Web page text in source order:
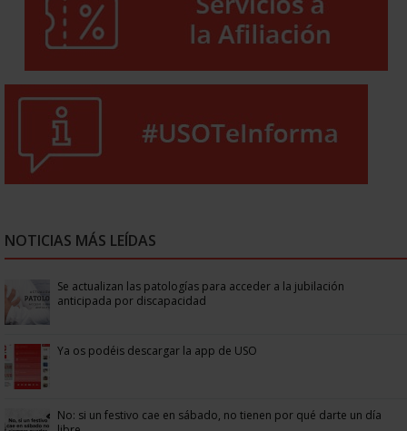
NOTICIAS MÁS LEÍDAS
Se actualizan las patologías para acceder a la jubilación
anticipada por discapacidad
Ya os podéis descargar la app de USO
No: si un festivo cae en sábado, no tienen por qué darte un día